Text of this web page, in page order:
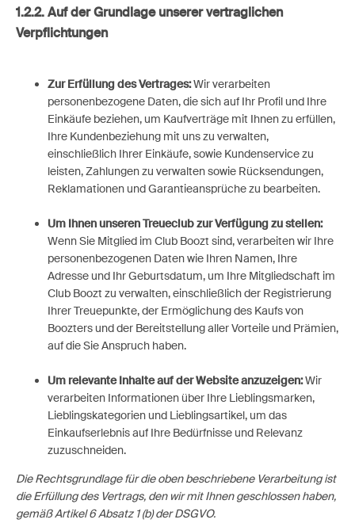
1.2.2. Auf der Grundlage unserer vertraglichen
Verpflichtungen
Zur Erfüllung des Vertrages:Wir verarbeiten
personenbezogene Daten, die sich auf Ihr Profil und Ihre
Einkäufe beziehen, um Kaufverträge mit Ihnen zu erfüllen,
Ihre Kundenbeziehung mit uns zu verwalten,
einschließlich Ihrer Einkäufe, sowie Kundenservice zu
leisten, Zahlungen zu verwalten sowie Rücksendungen,
Reklamationen und Garantieansprüche zu bearbeiten.
Um Ihnen unseren Treueclub zur Verfügung zu stellen:
Wenn Sie Mitglied im Club Boozt sind, verarbeiten wir Ihre
personenbezogenen Daten wie Ihren Namen, Ihre
Adresse und Ihr Geburtsdatum, um Ihre Mitgliedschaft im
Club Boozt zu verwalten, einschließlich der Registrierung
Ihrer Treuepunkte, der Ermöglichung des Kaufs von
Boozters und der Bereitstellung aller Vorteile und Prämien,
auf die Sie Anspruch haben.
Um relevante Inhalte auf der Website anzuzeigen:Wir
verarbeiten Informationen über Ihre Lieblingsmarken,
Lieblingskategorien und Lieblingsartikel, um das
Einkaufserlebnis auf Ihre Bedürfnisse und Relevanz
zuzuschneiden.
Die Rechtsgrundlage für die oben beschriebene Verarbeitung ist
die Erfüllung des Vertrags, den wir mit Ihnen geschlossen haben,
gemäß Artikel 6 Absatz 1 (b) der DSGVO.